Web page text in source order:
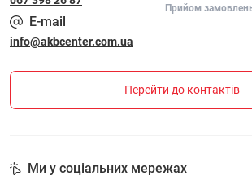
Прийом
E-mail
info@akbcenter.com.ua
Перейти до контактів
Ми у соціальних мережах